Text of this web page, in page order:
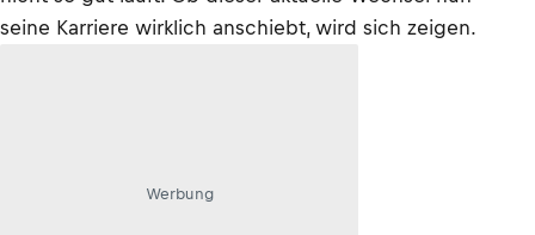
seine Karriere wirklich anschiebt, wird sich zeigen.
Werbung